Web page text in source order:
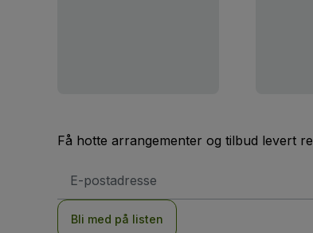
Få hotte arrangementer og tilbud levert
postadresse
Bli med på listen